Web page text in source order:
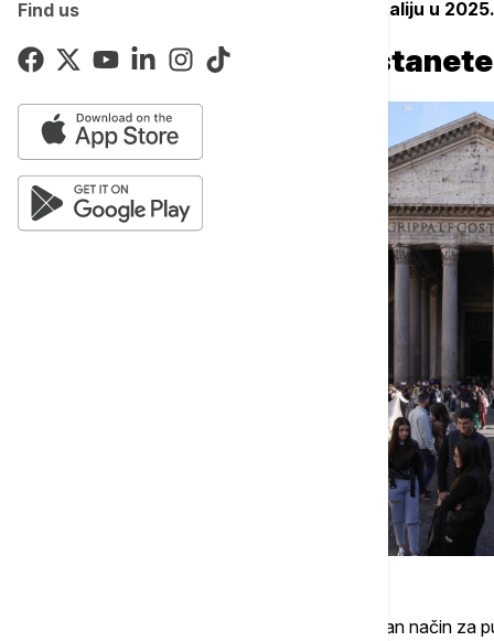
Find usItalijana. Evo šta svi oni koji putuju u Italiju u
Morate lično da se
Ključevi u kutijama sa šifrarnikom su zgodan način za